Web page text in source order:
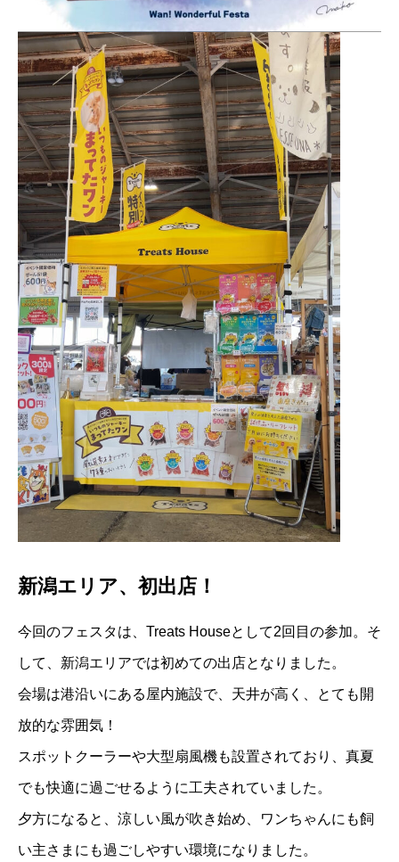
新潟エリア、初出店！
今回のフェスタは、Treats Houseとして2回目の参加。そ
して、新潟エリアでは初めての出店となりました。
会場は港沿いにある屋内施設で、天井が高く、とても開
放的な雰囲気！
スポットクーラーや大型扇風機も設置されており、真夏
でも快適に過ごせるように工夫されていました。
夕方になると、涼しい風が吹き始め、ワンちゃんにも飼
い主さまにも過ごしやすい環境になりました。